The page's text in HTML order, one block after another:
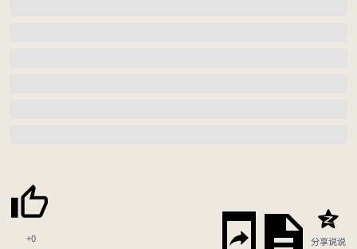
+0 分享说说